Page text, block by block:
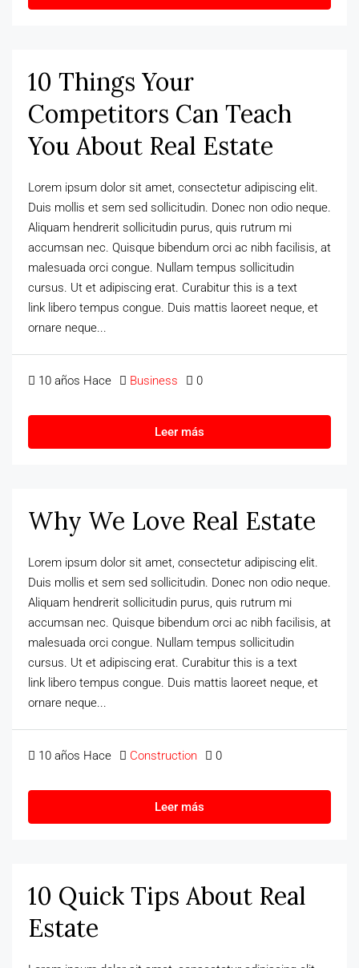
10 Things Your
Competitors Can Teach
You About Real Estate
Lorem ipsum dolor sit amet, consectetur adipiscing elit.
Duis mollis et sem sed sollicitudin. Donec non odio neque.
Aliquam hendrerit sollicitudin purus, quis rutrum mi
accumsan nec. Quisque bibendum orci ac nibh facilisis, at
malesuada orci congue. Nullam tempus sollicitudin
cursus. Ut et adipiscing erat. Curabitur this is a text
link libero tempus congue. Duis mattis laoreet neque, et
ornare neque...
10 años Hace Business 0
Leer más
Why We Love Real Estate
Lorem ipsum dolor sit amet, consectetur adipiscing elit.
Duis mollis et sem sed sollicitudin. Donec non odio neque.
Aliquam hendrerit sollicitudin purus, quis rutrum mi
accumsan nec. Quisque bibendum orci ac nibh facilisis, at
malesuada orci congue. Nullam tempus sollicitudin
cursus. Ut et adipiscing erat. Curabitur this is a text
link libero tempus congue. Duis mattis laoreet neque, et
ornare neque...
10 años Hace Construction 0
Leer más
10 Quick Tips About Real
Estate